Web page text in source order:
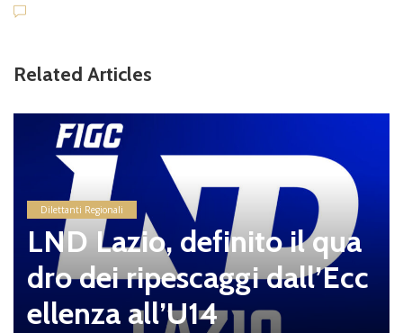
Related Articles
Dilettanti Regionali
LND Lazio, definito il qua
dro dei ripescaggi dall’Ecc
ellenza all’U14